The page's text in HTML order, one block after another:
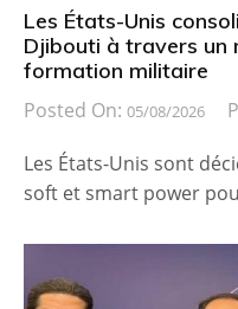
Les États-Unis
Djibouti à travers un
formation militaire
Posted On: 05/08/2026
Les États-Unis sont
soft et smart power